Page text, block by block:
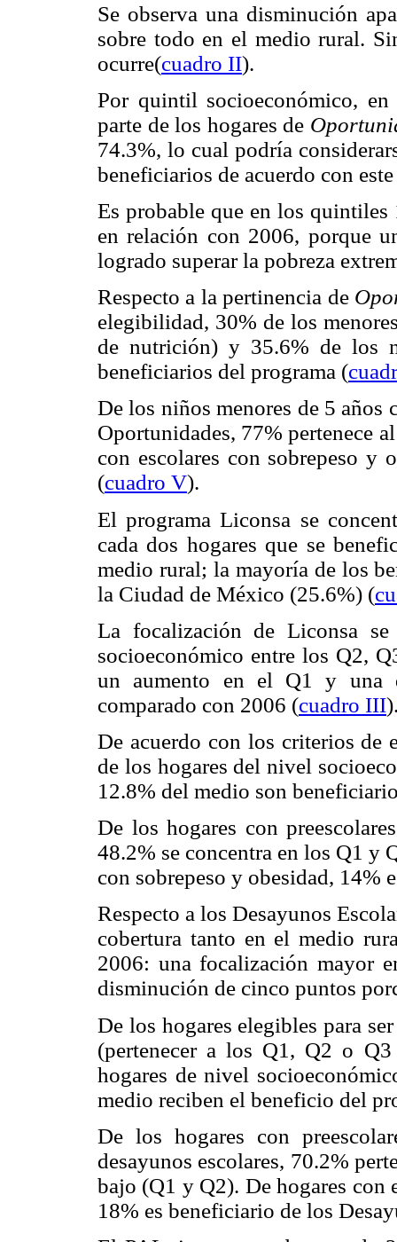
Se observa una disminución
sobre todo en el medio rural.
ocurre(cuadro II).
Por quintil socioeconómico,
parte de los hogares de
74.3%, lo cual podría
beneficiarios de acuerdo con
Es probable que en los
en relación con 2006, porque
logrado superar la pobreza
Respecto a la pertinencia de
elegibilidad, 30% de los
de nutrición) y 35.6% de los
beneficiarios del programa (
De los niños menores de 5
Oportunidades, 77% pertenece
con escolares con sobrepeso y
(cuadro V).
El programa Liconsa se
cada dos hogares que se
medio rural; la mayoría de los
la Ciudad de México (25.6%) (
La focalización de Liconsa
socioeconómico entre los Q2,
un aumento en el Q1 y una
comparado con 2006 (cuadro III
De acuerdo con los criterios de
de los hogares del nivel
12.8% del medio son
De los hogares con
48.2% se concentra en los Q1 y
con sobrepeso y obesidad, 14%
Respecto a los Desayunos
cobertura tanto en el medio
2006: una focalización mayor
disminución de cinco puntos
De los hogares elegibles para
(pertenecer a los Q1, Q2 o
hogares de nivel
medio reciben el beneficio del
De los hogares con
desayunos escolares, 70.2%
bajo (Q1 y Q2). De hogares con
18% es beneficiario de los